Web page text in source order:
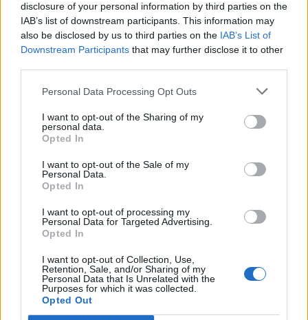
disclosure of your personal information by third parties on the
IAB’s list of downstream participants. This information may
also be disclosed by us to third parties on the IAB’s List of
Downstream Participants that may further disclose it to other
Personal Data Processing Opt Outs
I want to opt-out of the Sharing of my
personal data.
Opted In
I want to opt-out of the Sale of my
Personal Data.
Opted In
I want to opt-out of processing my
Personal Data for Targeted Advertising.
Opted In
I want to opt-out of Collection, Use,
Retention, Sale, and/or Sharing of my
Personal Data that Is Unrelated with the
Purposes for which it was collected.
Opted Out
Δοκιμάζουμε το οικογενειακό
ηλεκτρικό Omoda 5